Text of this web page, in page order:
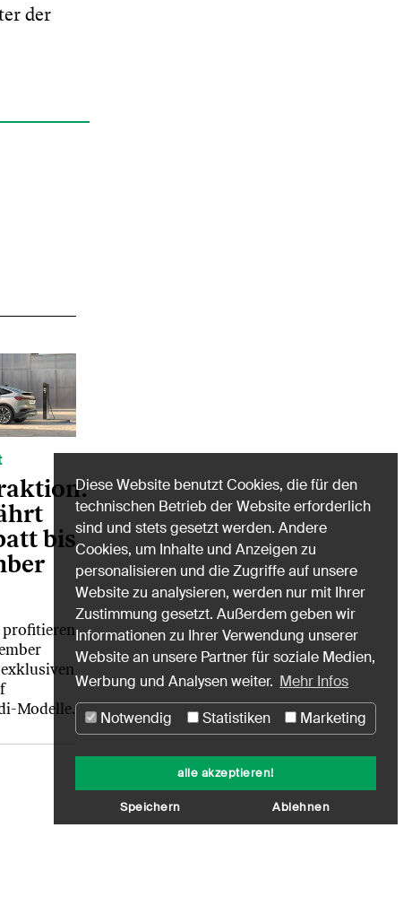
der
bis
Modelle.
Diese Website benutzt Cookies, die für den
technischen Betrieb der Website erforderlich
sind und stets gesetzt werden. Andere
Cookies, um Inhalte und Anzeigen zu
personalisieren und die Zugriffe auf unsere
Website zu analysieren, werden nur mit Ihrer
Zustimmung gesetzt. Außerdem geben wir
Informationen zu Ihrer Verwendung unserer
Website an unsere Partner für soziale Medien,
Werbung und Analysen weiter. Mehr Infos
Notwendig
Statistiken Marketing
alle akzeptieren!
Speichern Ablehnen